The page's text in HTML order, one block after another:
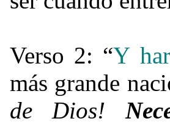
Verso 2: “Y
más grande
de Dios!